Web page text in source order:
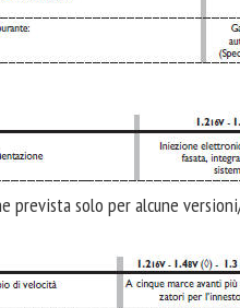
prevista solo per alcune